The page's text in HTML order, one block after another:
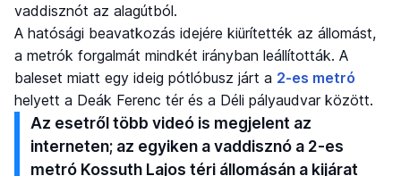
vaddisznót az alagútból.
A hatósági beavatkozás idejére kiürítették az állomást,
a metrók forgalmát mindkét irányban leállították. A
baleset miatt egy ideig pótlóbusz járt a 2-es metró
helyett a Deák Ferenc tér és a Déli pályaudvar között.
Az esetről több videó is megjelent az
interneten; az egyiken a vaddisznó a 2-es
metró Kossuth Lajos téri állomásán a kijárat